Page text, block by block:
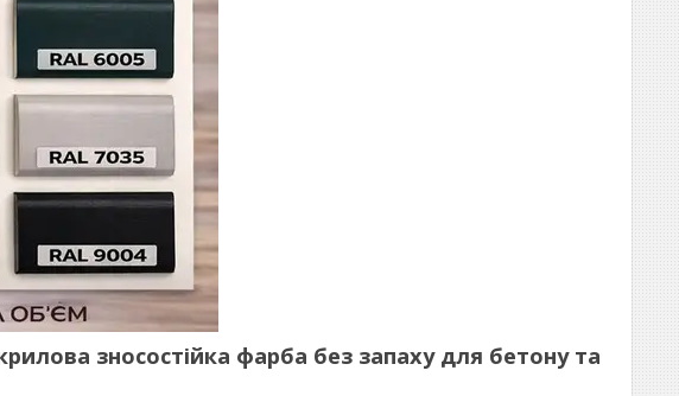
зносостійка фарба без запаху для бетону та